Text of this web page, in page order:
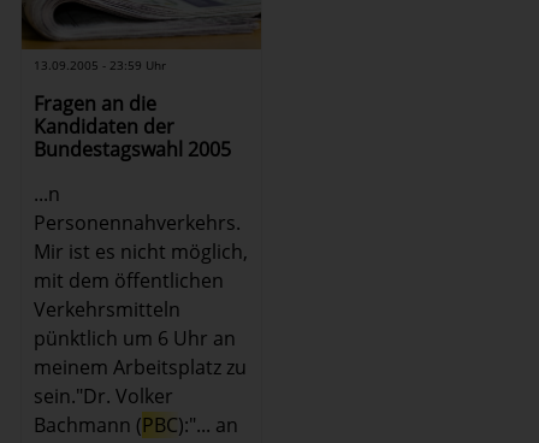
13.09.2005 - 23:59 Uhr
Fragen an die
Kandidaten der
Bundestagswahl 2005
...n
Personennahverkehrs.
Mir ist es nicht möglich,
mit dem öffentlichen
Verkehrsmitteln
pünktlich um 6 Uhr an
meinem Arbeitsplatz zu
sein."Dr. Volker
Bachmann (PBC):"... an